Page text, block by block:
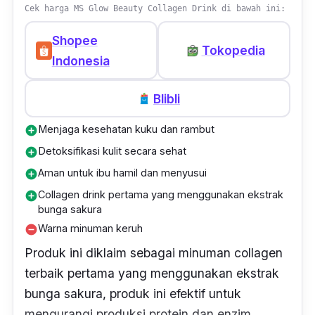
A berfungsi untuk melindungi kulit dari polusi
ataupun asap rokok, sehingga kulit tidak
kusam dan terlihat lebih cerah. Sedangkan
vitamin C berfungsi untuk meningkatkan
produksi kolagen dan menjaga kekenyalan
kulit.
Selain itu, kandungangreen algae
untuk mengatasi jerawat dan menyamarkan
bekas jerawat, sehingga tekstur kulit wajah
lebih halus. Sedangkan ekstrak pomegranate
mampu meminimalisir gejala penuaan dini dan
membuat wajah kamu terlihat lebih awet
muda. Tidak lupa kandungan vitamin D yang
tinggi berfungsi untuk menyehatkan wajah
Cek harga MS Glow Beauty Collagen Drink di bawah ini:
Shopee
Indonesia
Tokopedia
Blibli
add_circleMenjaga kesehatan kuku dan rambut
add_circleDetoksifikasi kulit secara sehat
add_circleAman untuk ibu hamil dan menyusui
add_circleCollagen drink pertama yang menggunakan ekstrak
bunga sakura
remove_circleWarna minuman keruh
Produk ini diklaim sebagai minuman collagen
terbaik pertama yang menggunakan ekstrak
bunga sakura, produk ini efektif untuk